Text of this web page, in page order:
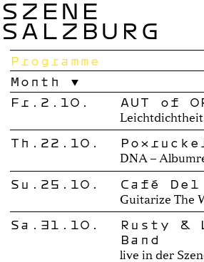
SZENE
SALZBURG
Programme
Month
Fr.2.10.
AUT of
Leichtdichtheit
Th.22.10.
DNA –
Su.25.10. Café Del
Guitarize The
Sa.31.10.
Rusty &
Band
live in der